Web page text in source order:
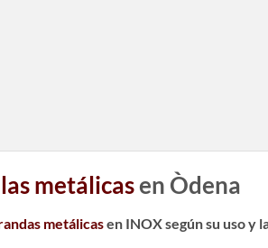
metálicasen Òdena
metálicasen INOX según su uso y